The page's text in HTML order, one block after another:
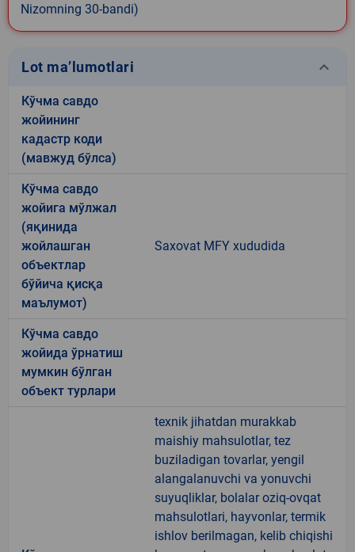
Nizomning 30-bandi)
Lot ma’lumotlari keyboard_arrow_down
Кўчма савдо
жойининг
кадастр коди
(мавжуд бўлса)
Кўчма савдо
жойига мўлжал
(яқинида
жойлашган
объектлар
бўйича қисқа
маълумот)
Saxovat MFY xududida
Кўчма савдо
жойида ўрнатиш
мумкин бўлган
объект турлари
texnik jihatdan murakkab
maishiy mahsulotlar, tez
buziladigan tovarlar, yengil
alangalanuvchi va yonuvchi
suyuqliklar, bolalar oziq-ovqat
mahsulotlari, hayvonlar, termik
ishlov berilmagan, kelib chiqishi